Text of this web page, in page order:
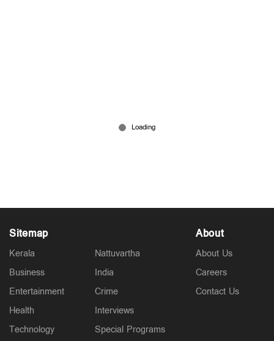
കോണ്‍ഗ്രസ് നേതാവിന്‍റെ കാല്‍കഴുകി
പുഷ്പാര്‍ച്ചന; രാമന്‍റെ സംഭാവന കട്ടവര്‍
Sitemap
Kerala
Business
Entertainment
Health
Technology
Nattuvartha
India
Crime
Interviews
Special Programs
About
About Us
Careers
Contact Us